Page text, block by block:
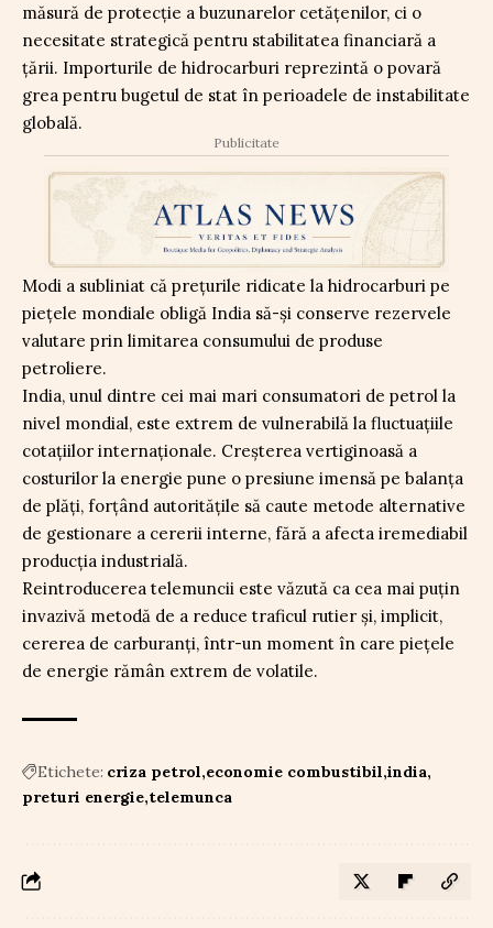
măsură de protecție a buzunarelor cetățenilor, ci o
necesitate strategică pentru stabilitatea financiară a
țării. Importurile de hidrocarburi reprezintă o povară
grea pentru bugetul de stat în perioadele de instabilitate
globală.
Publicitate
Modi a subliniat că preţurile ridicate la hidrocarburi pe
pieţele mondiale obligă India să-şi conserve rezervele
valutare prin limitarea consumului de produse
petroliere.
India, unul dintre cei mai mari consumatori de petrol la
nivel mondial, este extrem de vulnerabilă la fluctuațiile
cotațiilor internaționale. Creșterea vertiginoasă a
costurilor la energie pune o presiune imensă pe balanța
de plăți, forțând autoritățile să caute metode alternative
de gestionare a cererii interne, fără a afecta iremediabil
producția industrială.
Reintroducerea telemuncii este văzută ca cea mai puțin
invazivă metodă de a reduce traficul rutier și, implicit,
cererea de carburanți, într-un moment în care piețele
de energie rămân extrem de volatile.
Etichete: criza petrol economie combustibil india
preturi energie telemunca